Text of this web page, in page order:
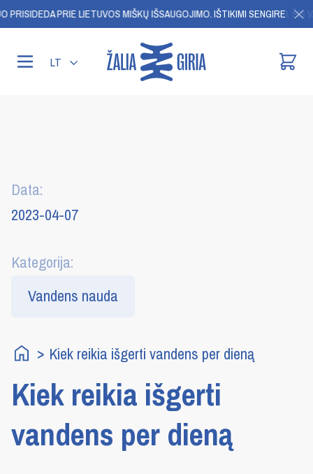
PRIE LIETUVOS MIŠKŲ IŠSAUGOJIMO.IŠTIKIMI SENGIREI. ŠIS
LT
Data:
2023-04-07
Kategorija:
Vandens nauda
Kiek reikia išgerti vandens per dieną
Kiek reikia išgerti
vandens per dieną